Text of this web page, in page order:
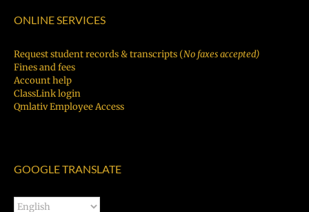
ONLINE SERVICES
Request student records & transcripts (No faxes accepted)
Fines and fees
Account help
ClassLink login
Qmlativ Employee Access
GOOGLE TRANSLATE